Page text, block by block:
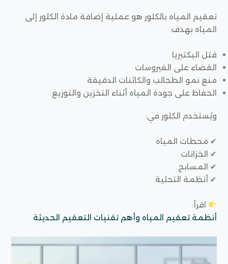
تعقيم المياه بالكلور هو عملية إضافة مادة الكلور إلى
المياه بهدف:
قتل البكتيريا
القضاء على الفيروسات
منع نمو الطحالب والكائنات الدقيقة
الحفاظ على جودة المياه أثناء التخزين والتوزيع
ويُستخدم الكلور في:
✔ محطات المياه
✔ الخزانات
✔ المسابح
✔ أنظمة التحلية
اقرأ:
أنظمة تعقيم المياه وأهم تقنيات التعقيم الحديثة